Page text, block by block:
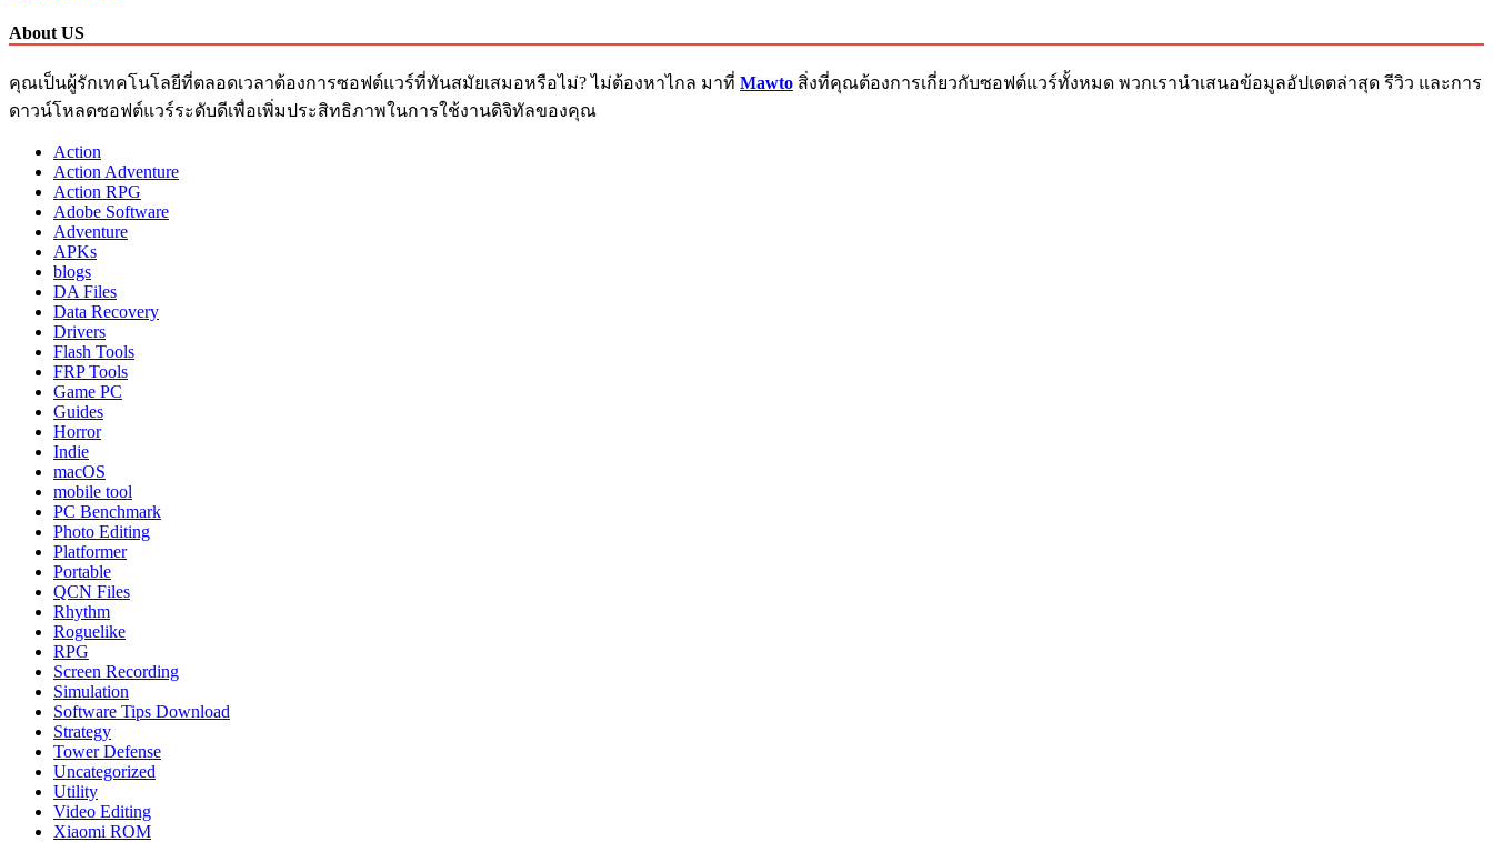
Security
Key
18.0.17.0
2023
Download
ถาวร
About US
คุณเป็นผู้รักเทคโนโลยีที่ตลอดเวลาต้องการซอฟต์แวร์ที่ทันสมัยเสมอหรือไม่? ไม่ต้องหาไกล มาที่ Mawto สิ่งที่คุณต้องการเกี่ยวกับซอฟต์แวร์ทั้งหมด พวกเรานำเสนอข้อมูลอัปเดตล่าสุด รีวิว และการ
ดาวน์โหลดซอฟต์แวร์ระดับดีเพื่อเพิ่มประสิทธิภาพในการใช้งานดิจิทัลของคุณ
Action
Action Adventure
Action RPG
Adobe Software
Adventure
APKs
blogs
DA Files
Data Recovery
Drivers
Flash Tools
FRP Tools
Game PC
Guides
Horror
Indie
macOS
mobile tool
PC Benchmark
Photo Editing
Platformer
Portable
QCN Files
Rhythm
Roguelike
RPG
Screen Recording
Simulation
Software Tips Download
Strategy
Tower Defense
Uncategorized
Utility
Video Editing
Xiaomi ROM